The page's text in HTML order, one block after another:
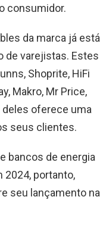
consumidor.
da marca já está
de varejistas. Estes
Shoprite, HiFi
Makro, Mr Price,
deles oferece uma
seus clientes.
bancos de energia
2024, portanto,
seu lançamento na